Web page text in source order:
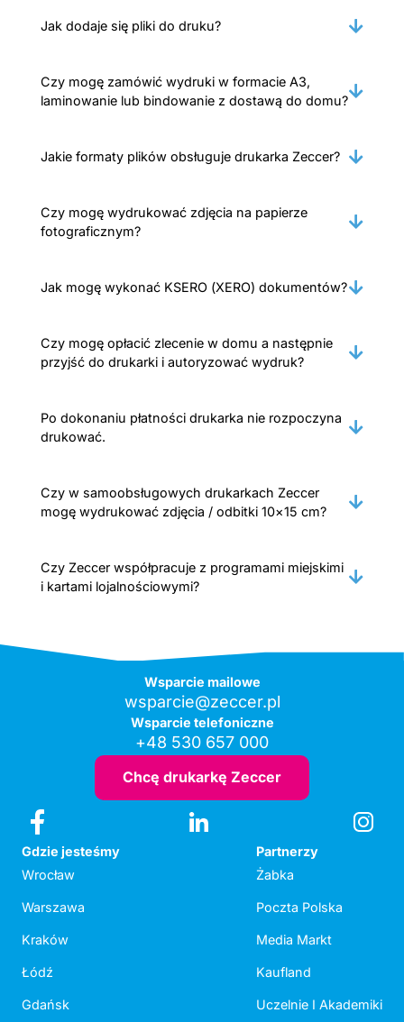
Jak dodaje się pliki do druku?
Czy mogę zamówić wydruki w formacie A3,
laminowanie lub bindowanie z dostawą do domu?
Jakie formaty plików obsługuje drukarka Zeccer?
Czy mogę wydrukować zdjęcia na papierze
fotograficznym?
Jak mogę wykonać KSERO (XERO) dokumentów?
Czy mogę opłacić zlecenie w domu a następnie
przyjść do drukarki i autoryzować wydruk?
Po dokonaniu płatności drukarka nie rozpoczyna
drukować.
Czy w samoobsługowych drukarkach Zeccer
mogę wydrukować zdjęcia / odbitki 10×15 cm?
Czy Zeccer współpracuje z programami miejskimi
i kartami lojalnościowymi?
Wsparcie mailowe
wsparcie@zeccer.pl
Wsparcie telefoniczne
+48 530 657 000
Chcę drukarkę Zeccer
Gdzie jesteśmy
Wrocław
Warszawa
Kraków
Łódź
Gdańsk
Partnerzy
Żabka
Poczta Polska
Media Markt
Kaufland
Uczelnie I Akademiki